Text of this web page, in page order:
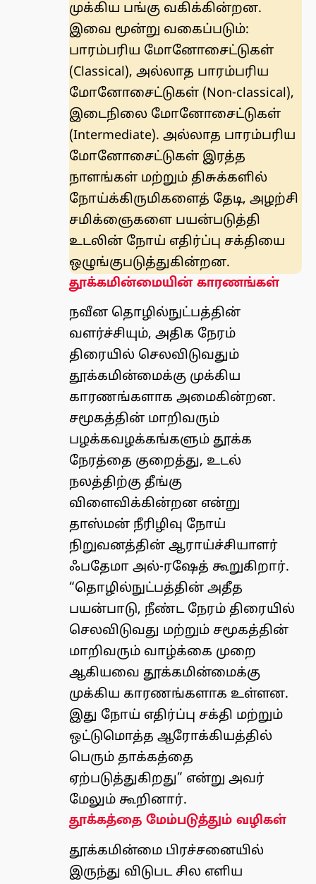
முக்கிய பங்கு வகிக்கின்றன.
இவை மூன்று வகைப்படும்:
பாரம்பரிய மோனோசைட்டுகள்
(Classical), அல்லாத பாரம்பரிய
மோனோசைட்டுகள் (Non-classical),
இடைநிலை மோனோசைட்டுகள்
(Intermediate). அல்லாத பாரம்பரிய
மோனோசைட்டுகள் இரத்த
நாளங்கள் மற்றும் திசுக்களில்
நோய்க்கிருமிகளைத் தேடி, அழற்சி
சமிக்ஞைகளை பயன்படுத்தி
உடலின் நோய் எதிர்ப்பு சக்தியை
ஒழுங்குபடுத்துகின்றன.
தூக்கமின்மையின் காரணங்கள்
நவீன தொழில்நுட்பத்தின்
வளர்ச்சியும், அதிக நேரம்
திரையில் செலவிடுவதும்
தூக்கமின்மைக்கு முக்கிய
காரணங்களாக அமைகின்றன.
சமூகத்தின் மாறிவரும்
பழக்கவழக்கங்களும் தூக்க
நேரத்தை குறைத்து, உடல்
நலத்திற்கு தீங்கு
விளைவிக்கின்றன என்று
தாஸ்மன் நீரிழிவு நோய்
நிறுவனத்தின் ஆராய்ச்சியாளர்
ஃபதேமா அல்-ரஷேத் கூறுகிறார்.
“தொழில்நுட்பத்தின் அதீத
பயன்பாடு, நீண்ட நேரம் திரையில்
செலவிடுவது மற்றும் சமூகத்தின்
மாறிவரும் வாழ்க்கை முறை
ஆகியவை தூக்கமின்மைக்கு
முக்கிய காரணங்களாக உள்ளன.
இது நோய் எதிர்ப்பு சக்தி மற்றும்
ஒட்டுமொத்த ஆரோக்கியத்தில்
பெரும் தாக்கத்தை
ஏற்படுத்துகிறது” என்று அவர்
மேலும் கூறினார்.
தூக்கத்தை மேம்படுத்தும் வழிகள்
தூக்கமின்மை பிரச்சனையில்
இருந்து விடுபட சில எளிய